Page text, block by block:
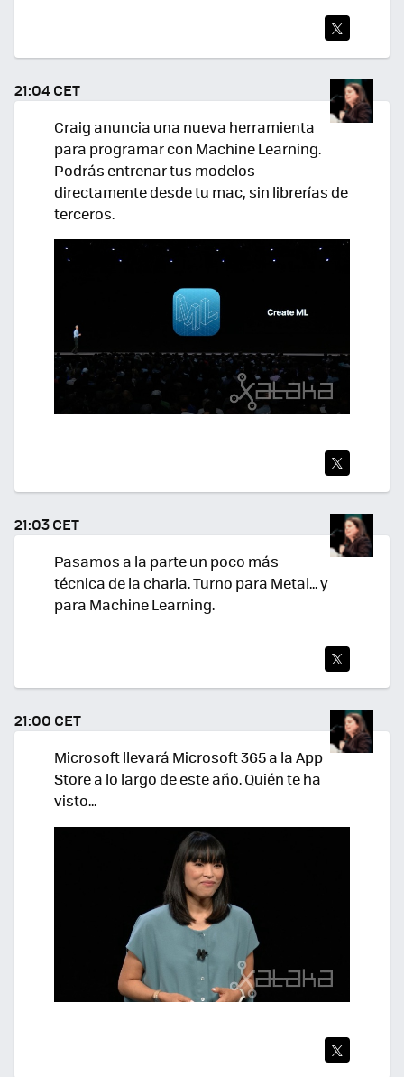
TEA
R
21:04 CET
Craig anuncia una nueva herramienta
para programar con Machine Learning.
Podrás entrenar tus modelos
directamente desde tu mac, sin librerías de
terceros.
TEA
R
21:03 CET
Pasamos a la parte un poco más
técnica de la charla. Turno para Metal... y
para Machine Learning.
TWI
TEA
R
21:00 CET
Microsoft llevará Microsoft 365 a la App
Store a lo largo de este año. Quién te ha
visto...